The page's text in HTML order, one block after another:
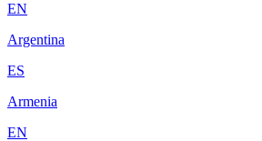
EN
Argentina
ES
Armenia
EN